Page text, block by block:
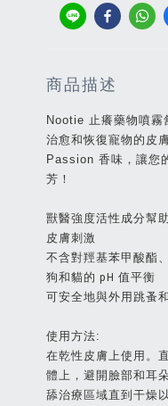
商品描述
Nootie 止癢藥物噴霧
治愈和恢復寵物的皮
Passion 香味，讓您
芳！
獸醫強度活性成分幫
皮膚刺激
不含對羥基苯甲酸酯
狗和貓的 pH 值平衡
可安全地與外用跳蚤
使用方法:
在乾性皮膚上使用。
體上，避開臉部和耳
舔治療區域直到干燥